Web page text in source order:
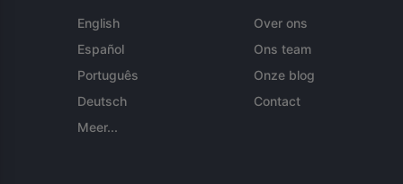
English
Español
Português
Deutsch
Meer...
Over ons
Ons team
Onze blog
Contact